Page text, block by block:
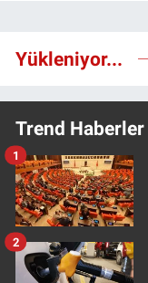
Yükleniyor...
Trend Haberler
1
2